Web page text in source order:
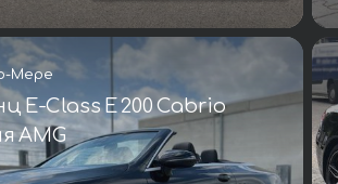
Мере
E-Class E 200 Cabrio
AMG